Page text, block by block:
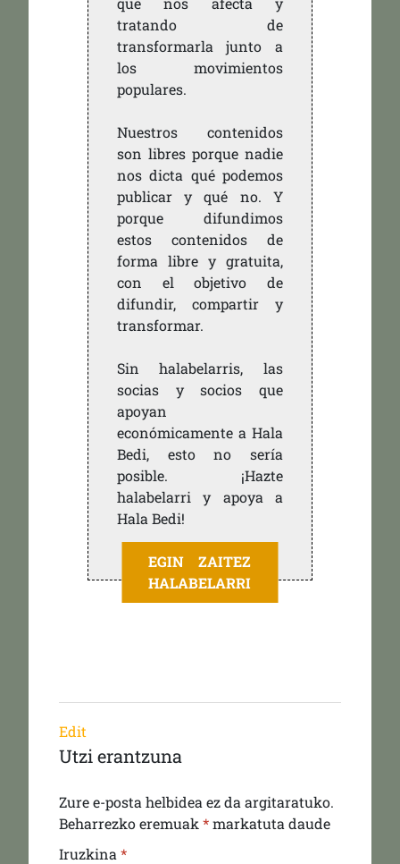
tratando de
transformarla junto a
los movimientos
populares.
Nuestros contenidos
son libres porque nadie
nos dicta qué podemos
publicar y qué no. Y
porque difundimos
estos contenidos de
forma libre y gratuita,
con el objetivo de
difundir, compartir y
transformar.
Sin halabelarris, las
socias y socios que
apoyan
económicamente a Hala
Bedi, esto no sería
posible. ¡Hazte
halabelarri y apoya a
Hala Bedi!
EGIN ZAITEZ
HALABELARRI
Edit
Utzi erantzuna
Zure e-posta helbidea ez da argitaratuko.
Beharrezko eremuak *markatuta daude
Iruzkina *